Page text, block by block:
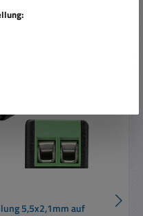
5,5x2,1mm auf